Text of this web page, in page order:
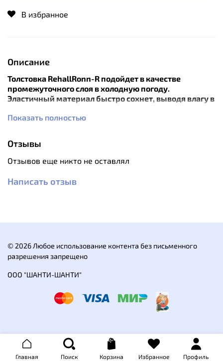
В избранное
Описание
Толстовка RehallRonn-R подойдет в качестве
промежуточного слоя в холодную погоду.
Эластичный материал быстро сохнет, выводя влагу в
материала, который обеспечивает быстрое
испарение влаги, что позволяет чувствовать
себя комфортно даже во время
Эргономичный крой не сковывает движений.
Показать полностью
Отзывы
Отзывов еще никто не оставлял
Написать отзыв
© 2026 Любое использование контента без письменного
разрешения запрещено
ООО "ШАНТИ-ШАНТИ"
Главная Поиск Корзина Избранное Профиль